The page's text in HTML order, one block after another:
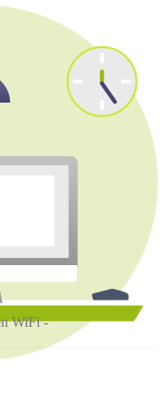
WiFi -